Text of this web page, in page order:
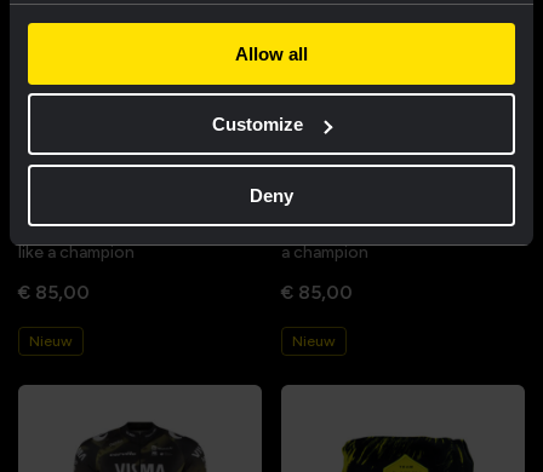
Allow all
Customize
Deny
Wielershirt vrouwen - Dream
like a champion
€ 85,00
Nieuw
Wielershirt mannen - Dream like
a champion
€ 85,00
Nieuw